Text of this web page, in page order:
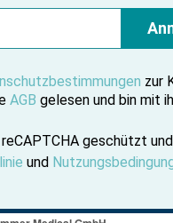
zur
AGB gelesen und bin mit
geschützt
und